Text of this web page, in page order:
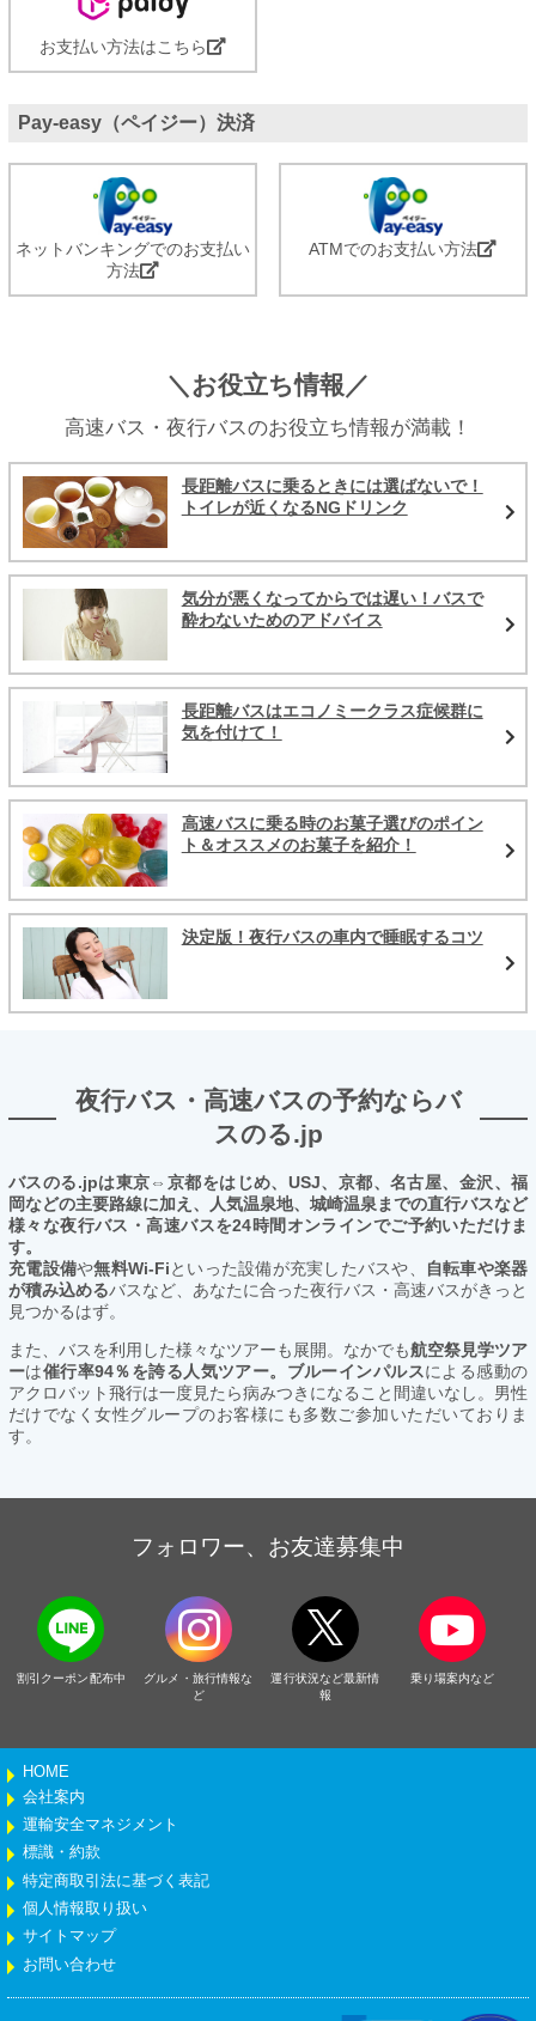
お支払い方法はこちら
Pay-easy（ペイジー）決済
ネットバンキングでのお支払い
方法
ATMでのお支払い方法
＼お役立ち情報／
高速バス・夜行バスのお役立ち情報が満載！
長距離バスに乗るときには選ばないで！
トイレが近くなるNGドリンク
気分が悪くなってからでは遅い！バスで
酔わないためのアドバイス
長距離バスはエコノミークラス症候群に
気を付けて！
高速バスに乗る時のお菓子選びのポイン
ト＆オススメのお菓子を紹介！
決定版！夜行バスの車内で睡眠するコツ
夜行バス・高速バスの予約ならバ
スのる.jp
バスのる.jpは東京⇔京都をはじめ、USJ、京都、名古屋、金沢、福
岡などの主要路線に加え、人気温泉地、城崎温泉までの直行バスなど
様々な夜行バス・高速バスを24時間オンラインでご予約いただけま
す。
充電設備や無料Wi-Fiといった設備が充実したバスや、
自転車や楽器
が積み込めるバスなど、あなたに合った夜行バス・高速バスがきっと
見つかるはず。
また、バスを利用した様々なツアーも展開。なかでも航空祭見学ツア
ーは催行率94％を誇る人気ツアー。ブルーインパルスによる感動の
アクロバット飛行は一度見たら病みつきになること間違いなし。男性
だけでなく女性グループのお客様にも多数ご参加いただいておりま
す。
フォロワー、お友達募集中
割引クーポン配布中
グルメ・旅行情報な
ど
運行状況など最新情
報
乗り場案内など
HOME
会社案内
運輸安全マネジメント
標識・約款
特定商取引法に基づく表記
個人情報取り扱い
サイトマップ
お問い合わせ